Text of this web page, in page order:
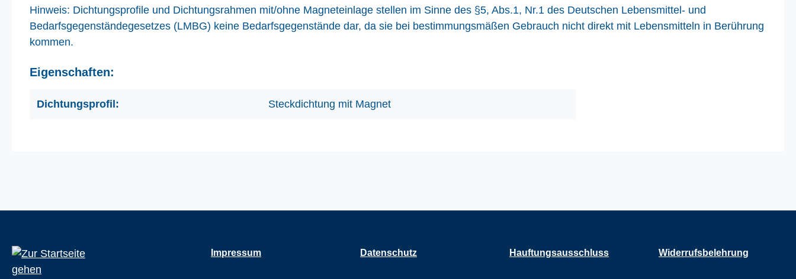
Hinweis: Dichtungsprofile und Dichtungsrahmen mit/ohne Magneteinlage stellen im Sinne des §5, Abs.1, Nr.1 des Deutschen Lebensmittel- und
Bedarfsgegenständegesetzes (LMBG) keine Bedarfsgegenstände dar, da sie bei bestimmungsmäßen Gebrauch nicht direkt mit Lebensmitteln in Berührung
kommen.
Eigenschaften:
Dichtungsprofil: Steckdichtung mit Magnet
Impressum Datenschutz Hauftungsausschluss Widerrufsbelehrung